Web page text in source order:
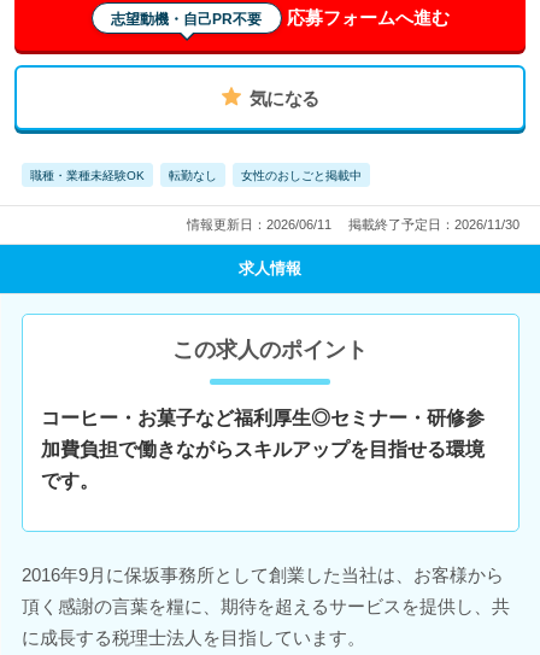
志望動機・自己PR不要 応募フォームへ進む
気になる
職種・業種未経験OK 転勤なし 女性のおしごと掲載中
情報更新日：2026/06/11 掲載終了予定日：2026/11/30
求人情報
この求人のポイント
コーヒー・お菓子など福利厚生◎セミナー・研修参
加費負担で働きながらスキルアップを目指せる環境
です。
2016年9月に保坂事務所として創業した当社は、お客様から
頂く感謝の言葉を糧に、期待を超えるサービスを提供し、共
に成長する税理士法人を目指しています。